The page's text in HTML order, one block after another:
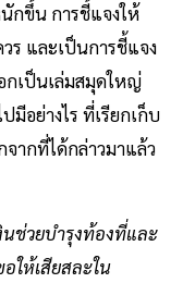
กขึ้น การชี้แจงให้
ร และเป็นการชี้แจง
กเป็นเล่มสมุดใหญ่
มีอย่างไร ที่เรียกเก็บ
จากที่ได้กล่าวมาแล้ว
นช่วยบำรุงท้องที่และ
ให้เสียสละใน